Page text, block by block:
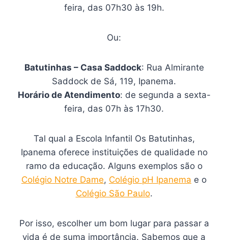
feira, das 07h30 às 19h.
Ou:
Batutinhas – Casa Saddock: Rua Almirante
Saddock de Sá, 119, Ipanema.
Horário de Atendimento: de segunda a sexta-
feira, das 07h às 17h30.
Tal qual a Escola Infantil Os Batutinhas,
Ipanema oferece instituições de qualidade no
ramo da educação. Alguns exemplos são o
Colégio Notre Dame, Colégio pH Ipanema e o
Colégio São Paulo.
Por isso, escolher um bom lugar para passar a
vida é de suma importância. Sabemos que a